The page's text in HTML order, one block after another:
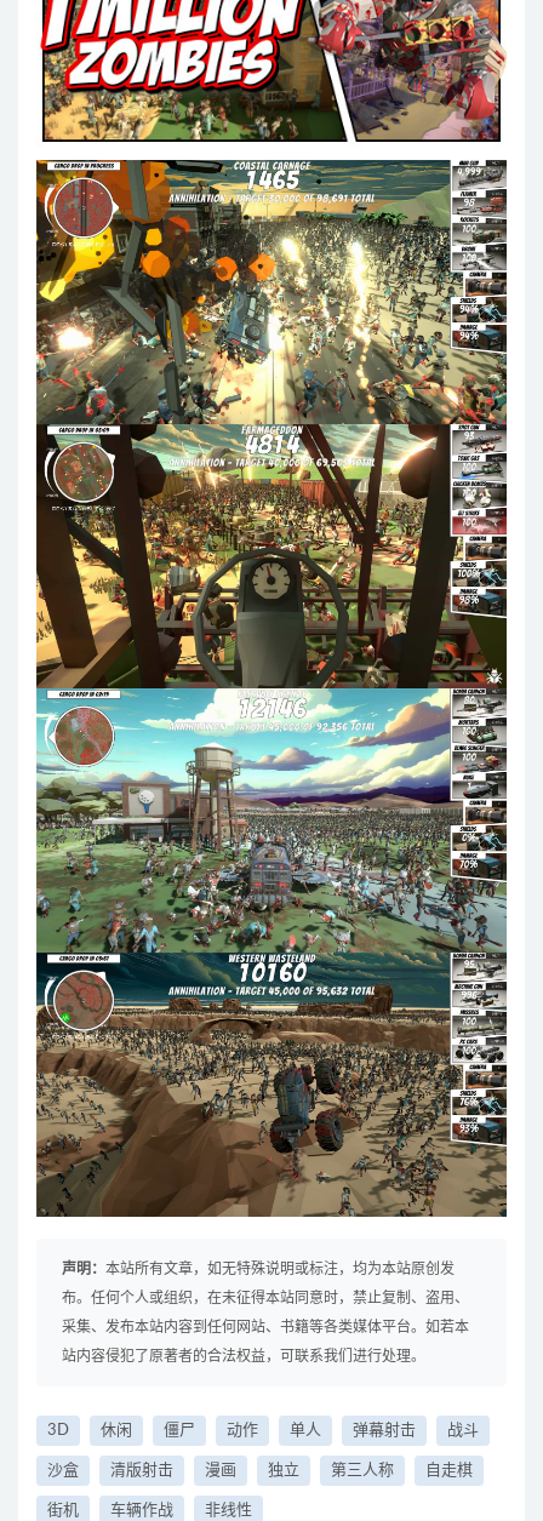
声明： 本站所有文章，如无特殊说明或标注，均为本站原创发
布。任何个人或组织，在未征得本站同意时，禁止复制、盗用、
采集、发布本站内容到任何网站、书籍等各类媒体平台。如若本
站内容侵犯了原著者的合法权益，可联系我们进行处理。
3D 休闲 僵尸 动作 单人 弹幕射击 战斗
沙盒 清版射击 漫画 独立 第三人称 自走棋
街机 车辆作战 非线性